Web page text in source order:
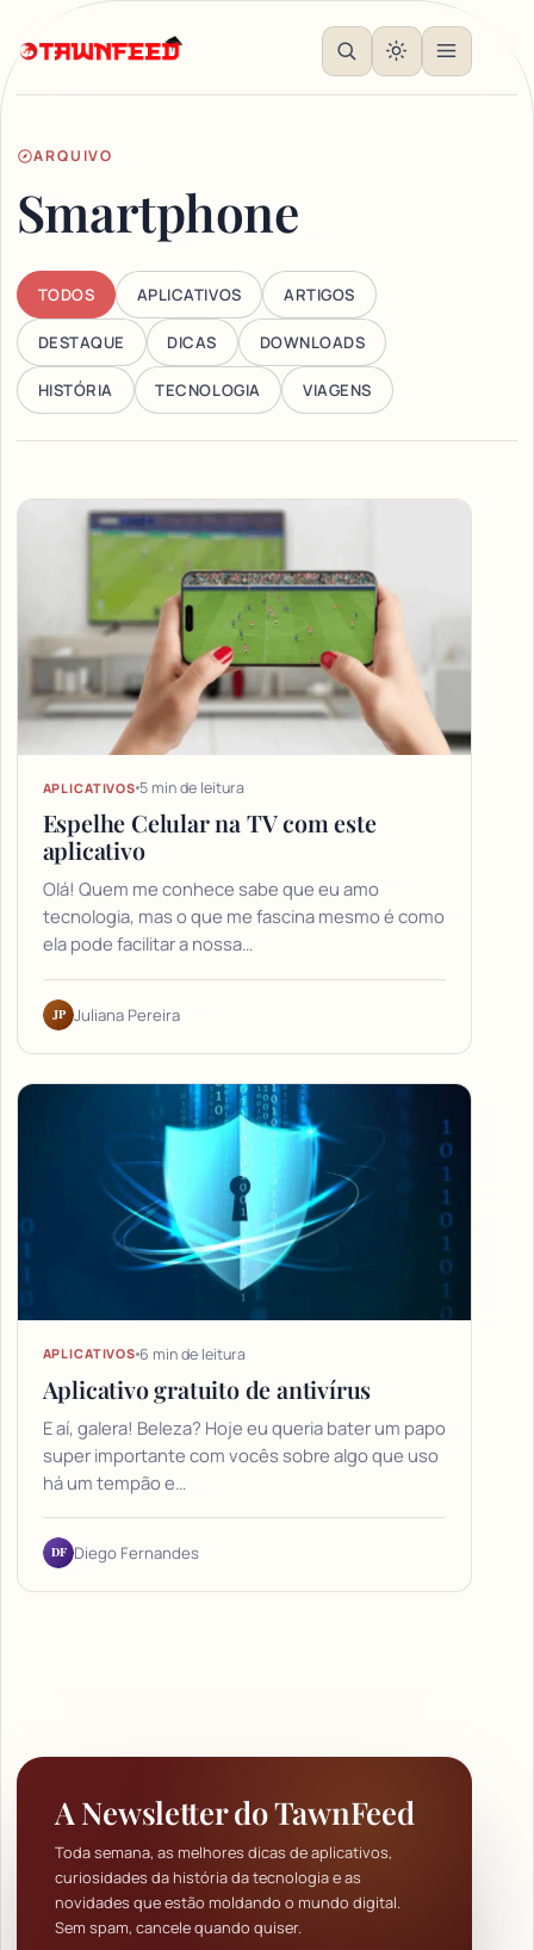
ARQUIVO
Smartphone
TODOS APLICATIVOS ARTIGOS
DESTAQUE DICAS DOWNLOADS
HISTÓRIA TECNOLOGIA VIAGENS
Articles
APLICATIVOS 5 min de leitura
Espelhe Celular na TV com este
aplicativo
Olá! Quem me conhece sabe que eu amo
tecnologia, mas o que me fascina mesmo é como
ela pode facilitar a nossa…
JP Juliana Pereira
APLICATIVOS 6 min de leitura
Aplicativo gratuito de antivírus
E aí, galera! Beleza? Hoje eu queria bater um papo
super importante com vocês sobre algo que uso
há um tempão e…
DF Diego Fernandes
A Newsletter do TawnFeed
Toda semana, as melhores dicas de aplicativos,
curiosidades da história da tecnologia e as
novidades que estão moldando o mundo digital.
Sem spam, cancele quando quiser.